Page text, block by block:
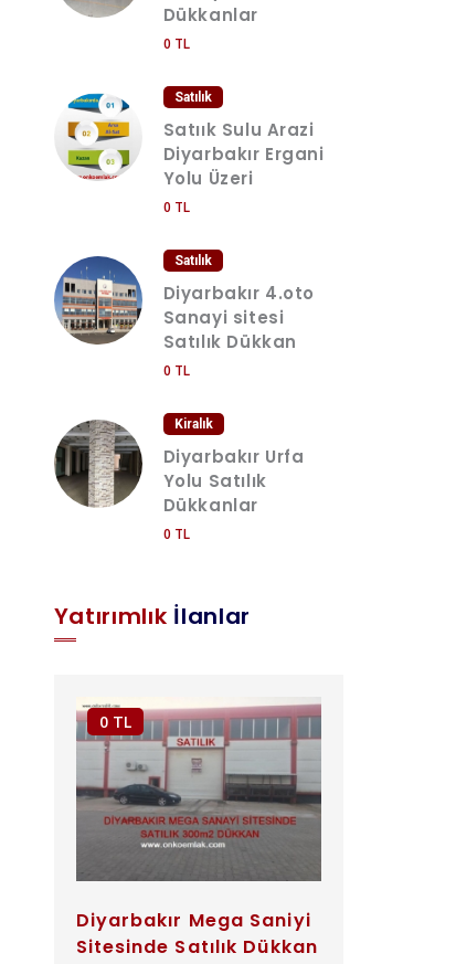
Dükkanlar
0 TL
Satılık
Satıık Sulu Arazi
Diyarbakır Ergani
Yolu Üzeri
0 TL
Satılık
Diyarbakır 4.oto
Sanayi sitesi
Satılık Dükkan
0 TL
Kiralık
Diyarbakır Urfa
Yolu Satılık
Dükkanlar
0 TL
Yatırımlık İlanlar
0 TL
Diyarbakır Mega Saniyi
Sitesinde Satılık Dükkan